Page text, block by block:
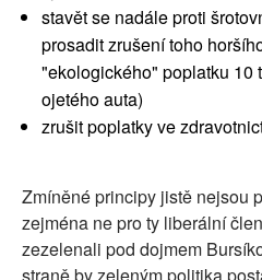
stavět se nadále proti
prosadit zrušení toho
"ekologického" poplatku 10
ojetého auta)
zrušit poplatky ve
Zmíněné principy jistě nejsou
zejména ne pro ty liberální
zezelenali pod dojmem